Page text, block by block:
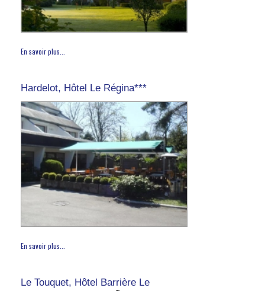
En savoir plus...
Hardelot, Hôtel Le Régina***
En savoir plus...
Le Touquet, Hôtel Barrière Le